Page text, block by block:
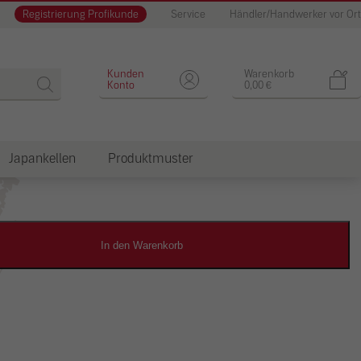
Registrierung Profikunde Service Händler/Handwerker vor Ort
Warenkorb
0,00 €
Kunden
Konto
Japankellen Produktmuster
Designputz
In den Warenkorb